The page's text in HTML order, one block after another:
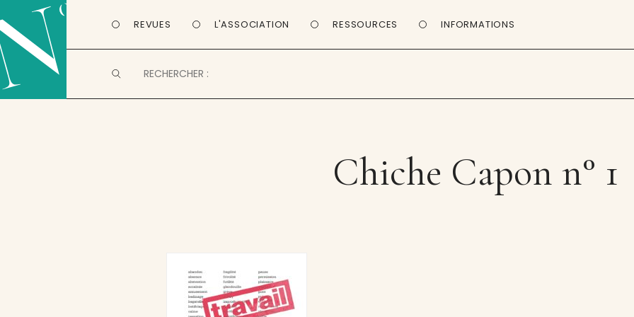
REVUES L'ASSOCIATION RESSOURCES INFORMATIONS
Chiche Capon n° 1